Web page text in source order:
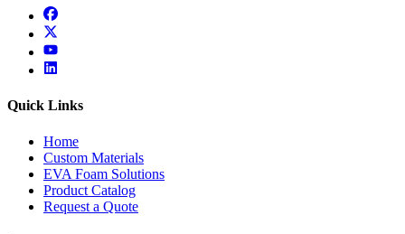
facebook
x
youtube
linkedin
Quick Links
Home
Custom Materials
EVA Foam Solutions
Product Catalog
Request a Quote